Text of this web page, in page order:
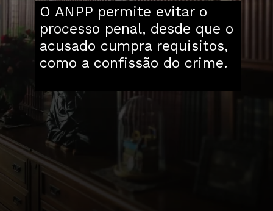
O ANPP permite evitar o
processo penal, desde que o
acusado cumpra requisitos,
como a confissão do crime.